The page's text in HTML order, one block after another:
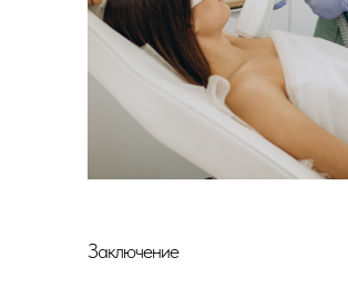
Заключение
Epillog.spb@gmail.com
+7 931 2 888 000
Все права защищены ВЕРСИЯ ДЛЯ СЛАБОВИДЯЩИХ